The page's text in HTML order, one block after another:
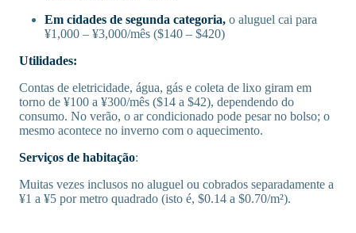
Em cidades de segunda categoria, o aluguel cai para
¥1,000 – ¥3,000/mês ($140 – $420)
Utilidades:
Contas de eletricidade, água, gás e coleta de lixo giram em
torno de ¥100 a ¥300/mês ($14 a $42), dependendo do
consumo. No verão, o ar condicionado pode pesar no bolso; o
mesmo acontece no inverno com o aquecimento.
Serviços de habitação:
Muitas vezes inclusos no aluguel ou cobrados separadamente a
¥1 a ¥5 por metro quadrado (isto é, $0.14 a $0.70/m²).